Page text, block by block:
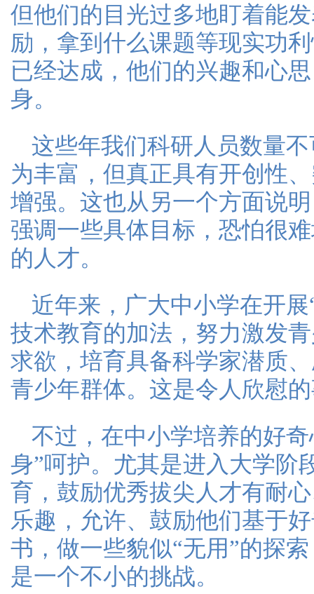
但他们的目光过多地盯着能
励，拿到什么课题等现实功
已经达成，他们的兴趣和心
身。
这些年我们科研人员数量
为丰富，但真正具有开创性
增强。这也从另一个方面说
强调一些具体目标，恐怕很
的人才。
近年来，广大中小学在开
技术教育的加法，努力激发
求欲，培育具备科学家潜质
青少年群体。这是令人欣慰
不过，在中小学培养的好
身”呵护。尤其是进入大学阶
育，鼓励优秀拔尖人才有耐
乐趣，允许、鼓励他们基于
书，做一些貌似“无用”的探
是一个不小的挑战。